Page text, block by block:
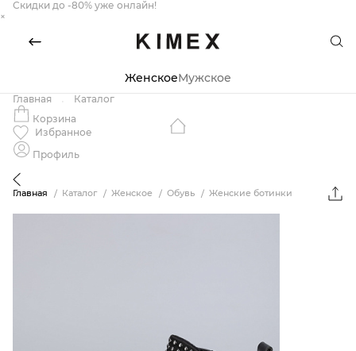
Скидки до -80% уже онлайн!
×
ЖенскоеМужское
Главная
Каталог
Корзина
Избранное
Профиль
Главная Каталог Женское Обувь Женские ботинки